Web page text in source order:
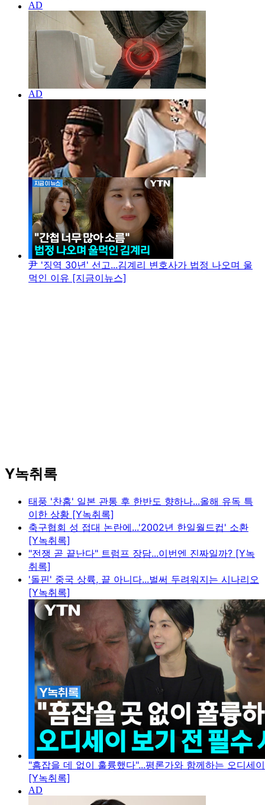
尹 '징역 30년' 선고...김계리 변호사가 법정 나오며 울
먹인 이유 [지금이뉴스]
Y녹취록
태풍 '찬홈' 일본 관통 후 한반도 향하나...올해 유독 특
이한 상황 [Y녹취록]
축구협회 성 접대 논란에...'2002년 한일월드컵' 소환
[Y녹취록]
"전쟁 곧 끝난다" 트럼프 장담...이번엔 진짜일까? [Y녹
취록]
'돌핀' 중국 상륙, 끝 아니다...벌써 두려워지는 시나리오
[Y녹취록]
"흠잡을 데 없이 훌륭했다"...평론가와 함께하는 오디세
[Y녹취록]